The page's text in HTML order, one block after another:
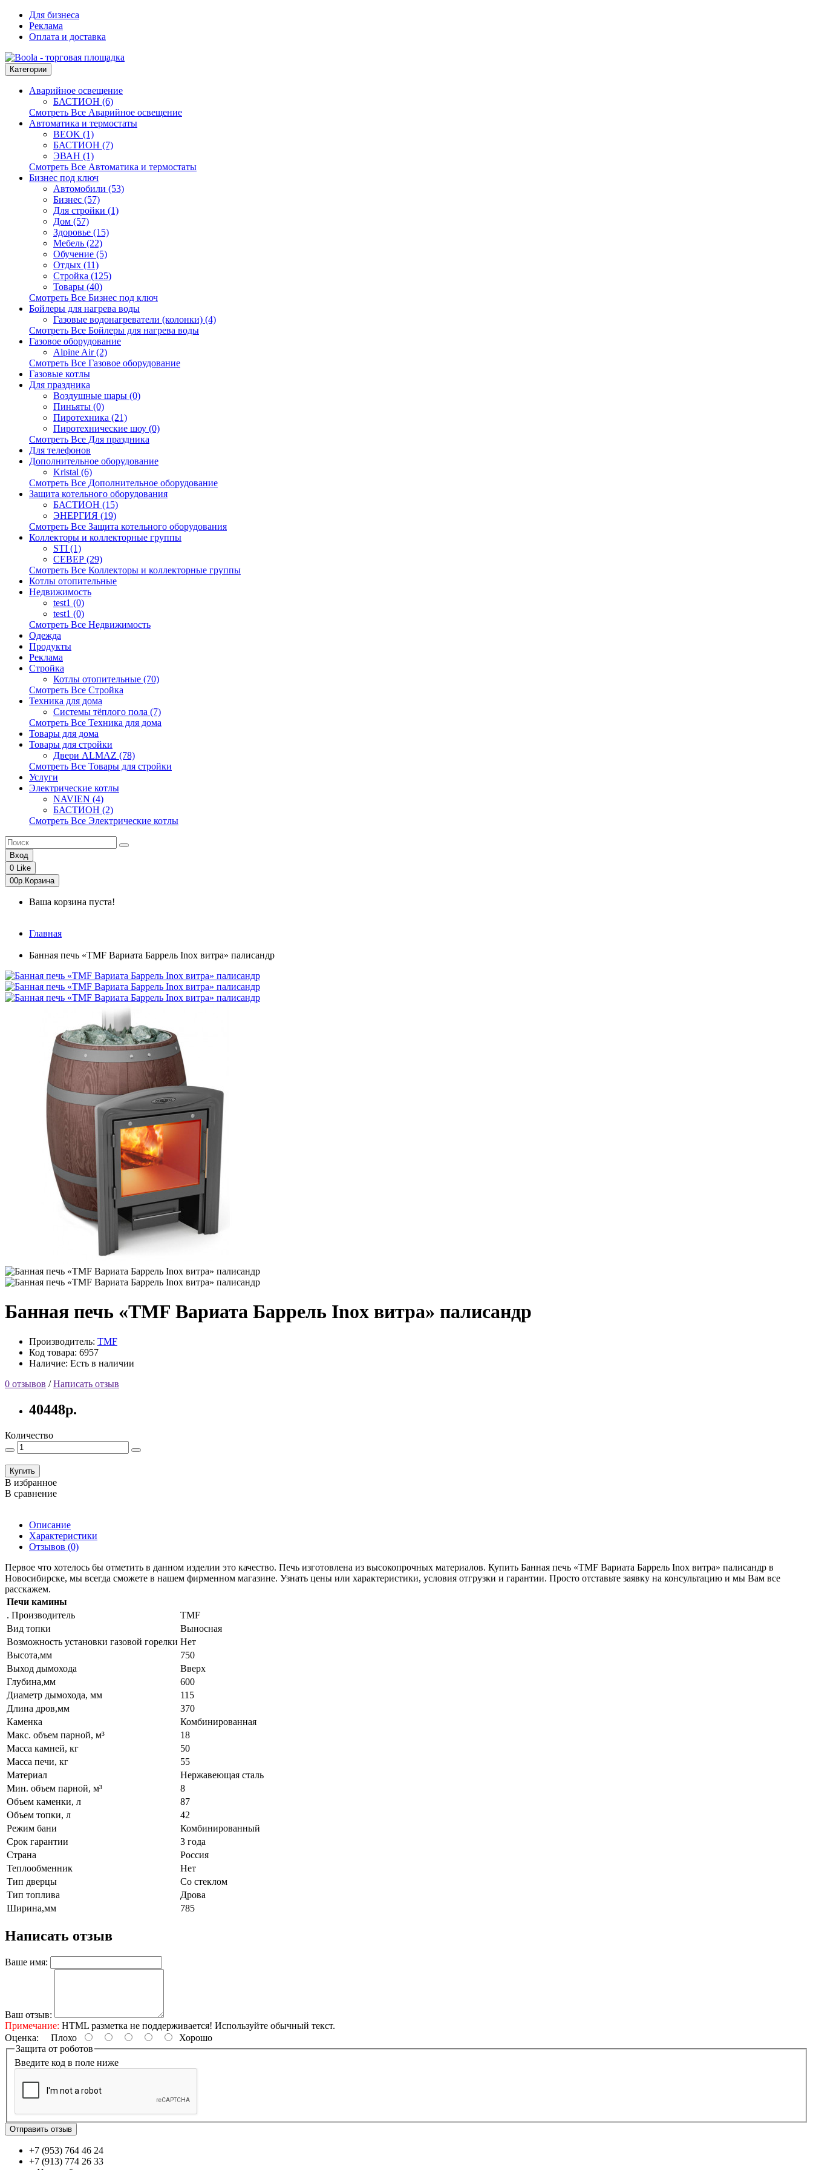
Для бизнеса
Реклама
Оплата и доставка
Категории
Аварийное освещение
БАСТИОН (6)
Смотреть Все Аварийное освещение
Автоматика и термостаты
BEOK (1)
БАСТИОН (7)
ЭВАН (1)
Смотреть Все Автоматика и термостаты
Бизнес под ключ
Автомобили (53)
Бизнес (57)
Для стройки (1)
Дом (57)
Здоровье (15)
Мебель (22)
Обучение (5)
Отдых (11)
Стройка (125)
Товары (40)
Смотреть Все Бизнес под ключ
Бойлеры для нагрева воды
Газовые водонагреватели (колонки) (4)
Смотреть Все Бойлеры для нагрева воды
Газовое оборудование
Alpine Air (2)
Смотреть Все Газовое оборудование
Газовые котлы
Для праздника
Воздушные шары (0)
Пиньяты (0)
Пиротехника (21)
Пиротехнические шоу (0)
Смотреть Все Для праздника
Для телефонов
Дополнительное оборудование
Kristal (6)
Смотреть Все Дополнительное оборудование
Защита котельного оборудования
БАСТИОН (15)
ЭНЕРГИЯ (19)
Смотреть Все Защита котельного оборудования
Коллекторы и коллекторные группы
STI (1)
СЕВЕР (29)
Смотреть Все Коллекторы и коллекторные группы
Котлы отопительные
Недвижимость
test1 (0)
test1 (0)
Смотреть Все Недвижимость
Одежда
Продукты
Реклама
Стройка
Котлы отопительные (70)
Смотреть Все Стройка
Техника для дома
Системы тёплого пола (7)
Смотреть Все Техника для дома
Товары для дома
Товары для стройки
Двери ALMAZ (78)
Смотреть Все Товары для стройки
Услуги
Электрические котлы
NAVIEN (4)
БАСТИОН (2)
Смотреть Все Электрические котлы
Вход
0 Like
00р. Корзина
Ваша корзина пуста!
Главная
Банная печь «TMF Вариата Баррель Inox витра» палисандр
Банная печь «TMF Вариата Баррель Inox витра» палисандр
Производитель: TMF
Код товара: 6957
Наличие: Есть в наличии
0 отзывов /Написать отзыв
40448р.
Количество
Купить
В избранное
В сравнение
Описание
Характеристики
Отзывов (0)
Первое что хотелось бы отметить в данном изделии это качество. Печь изготовлена из высокопрочных материалов. Купить Банная печь «TMF Вариата Баррель Inox витра» палисандр в
Новосибирске, мы всегда сможете в нашем фирменном магазине. Узнать цены или характеристики, условия отгрузки и гарантии. Просто отставьте заявку на консультацию и мы Вам все
расскажем.
Печи камины
. Производитель
TMF
Вид топки
Выносная
Возможность установки газовой горелки Нет
Высота,мм
750
Выход дымохода
Вверх
Глубина,мм
600
Диаметр дымохода, мм
115
Длина дров,мм
370
Каменка
Комбинированная
Макс. объем парной, м³
18
Масса камней, кг
50
Масса печи, кг
55
Материал
Нержавеющая сталь
Мин. объем парной, м³
8
Объем каменки, л
87
Объем топки, л
42
Режим бани
Комбинированный
Срок гарантии
3 года
Страна
Россия
Теплообменник
Нет
Тип дверцы
Со стеклом
Тип топлива
Дрова
Ширина,мм
785
Написать отзыв
Ваше имя:
Ваш отзыв:
Примечание: HTML разметка не поддерживается! Используйте обычный текст.
Оценка: Плохо
Хорошо
Защита от роботов
Введите код в поле ниже
Отправить отзыв
+7 (953) 764 46 24
+7 (913) 774 26 33